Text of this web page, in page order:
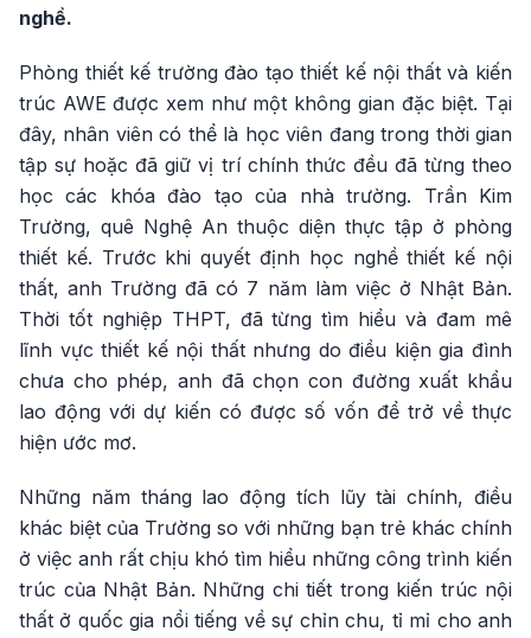
nghề.
Phòng thiết kế trường đào tạo thiết kế nội thất và kiến
trúc AWE được xem như một không gian đặc biệt. Tại
đây, nhân viên có thể là học viên đang trong thời gian
tập sự hoặc đã giữ vị trí chính thức đều đã từng theo
học các khóa đào tạo của nhà trường. Trần Kim
Trường, quê Nghệ An thuộc diện thực tập ở phòng
thiết kế. Trước khi quyết định học nghề thiết kế nội
thất, anh Trường đã có 7 năm làm việc ở Nhật Bản.
Thời tốt nghiệp THPT, đã từng tìm hiểu và đam mê
lĩnh vực thiết kế nội thất nhưng do điều kiện gia đình
chưa cho phép, anh đã chọn con đường xuất khẩu
lao động với dự kiến có được số vốn để trở về thực
hiện ước mơ.
Những năm tháng lao động tích lũy tài chính, điều
khác biệt của Trường so với những bạn trẻ khác chính
ở việc anh rất chịu khó tìm hiểu những công trình kiến
trúc của Nhật Bản. Những chi tiết trong kiến trúc nội
thất ở quốc gia nổi tiếng về sự chỉn chu, tỉ mỉ cho anh